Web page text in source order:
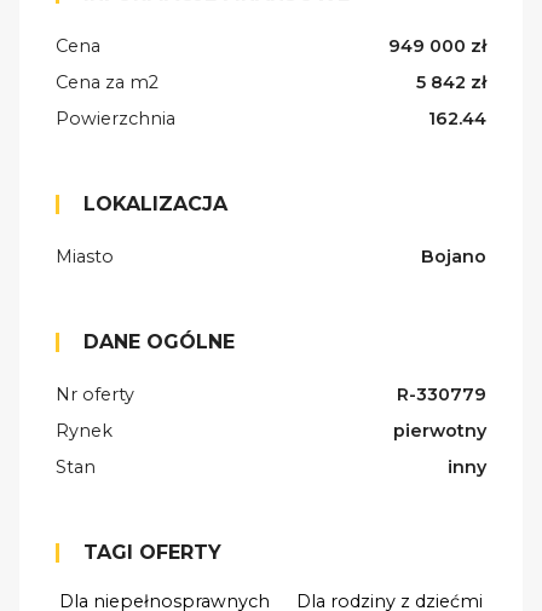
Cena
949 000 zł
Cena za m2
5 842 zł
Powierzchnia
162.44
LOKALIZACJA
Miasto Bojano
DANE OGÓLNE
Nr oferty
R-330779
Rynek
pierwotny
Stan
inny
TAGI OFERTY
Dla niepełnosprawnych Dla rodziny z dziećmi